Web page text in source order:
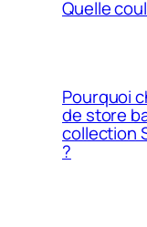
Quelle
Pourquoi
de store
collection
?